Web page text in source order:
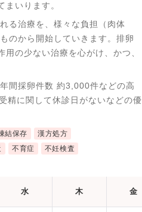
まいります。
る治療を、様々な負担（肉体
のから開始していきます。排卵
の少ない治療を心がけ、かつ、
間採卵件数 約3,000件などの高
精に関して休診日がないなどの優
結保存
漢方処方
不育症 不妊検査
水 木 金